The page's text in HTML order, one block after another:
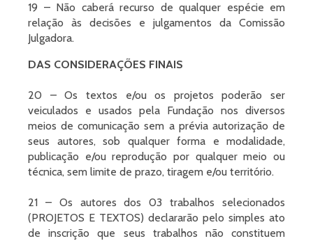
19 – Não caberá recurso de qualquer espécie em
relação às decisões e julgamentos da Comissão
Julgadora.
DAS CONSIDERAÇÕES FINAIS
20 – Os textos e/ou os projetos poderão ser
veiculados e usados pela Fundação nos diversos
meios de comunicação sem a prévia autorização de
seus autores, sob qualquer forma e modalidade,
publicação e/ou reprodução por qualquer meio ou
técnica, sem limite de prazo, tiragem e/ou território.
21 – Os autores dos 03 trabalhos selecionados
(PROJETOS E TEXTOS) declararão pelo simples ato
de inscrição que seus trabalhos não constituem